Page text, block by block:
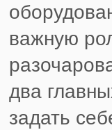
важную
два
задать